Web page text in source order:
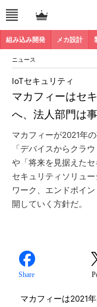
組み込み開発 メカ設計
ニュース
マカフィーはセ
へ、法人部門は
IoTセキュリティ
マカフィーが2021年
「デバイスからクラ
や「将来を見据えた
セキュリティソリュ
ワーク、エンドポイ
開していく方針だ。
Share
マカフィーは2021